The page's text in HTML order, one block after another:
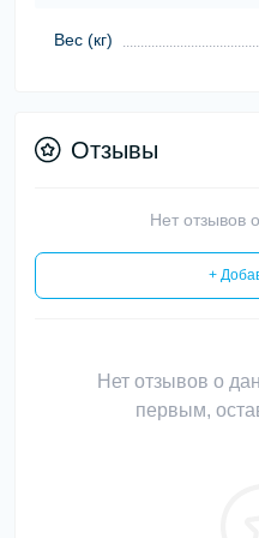
Вес (кг)
Отзывы
Нет отзывов
+
Нет отзывов о
первым,